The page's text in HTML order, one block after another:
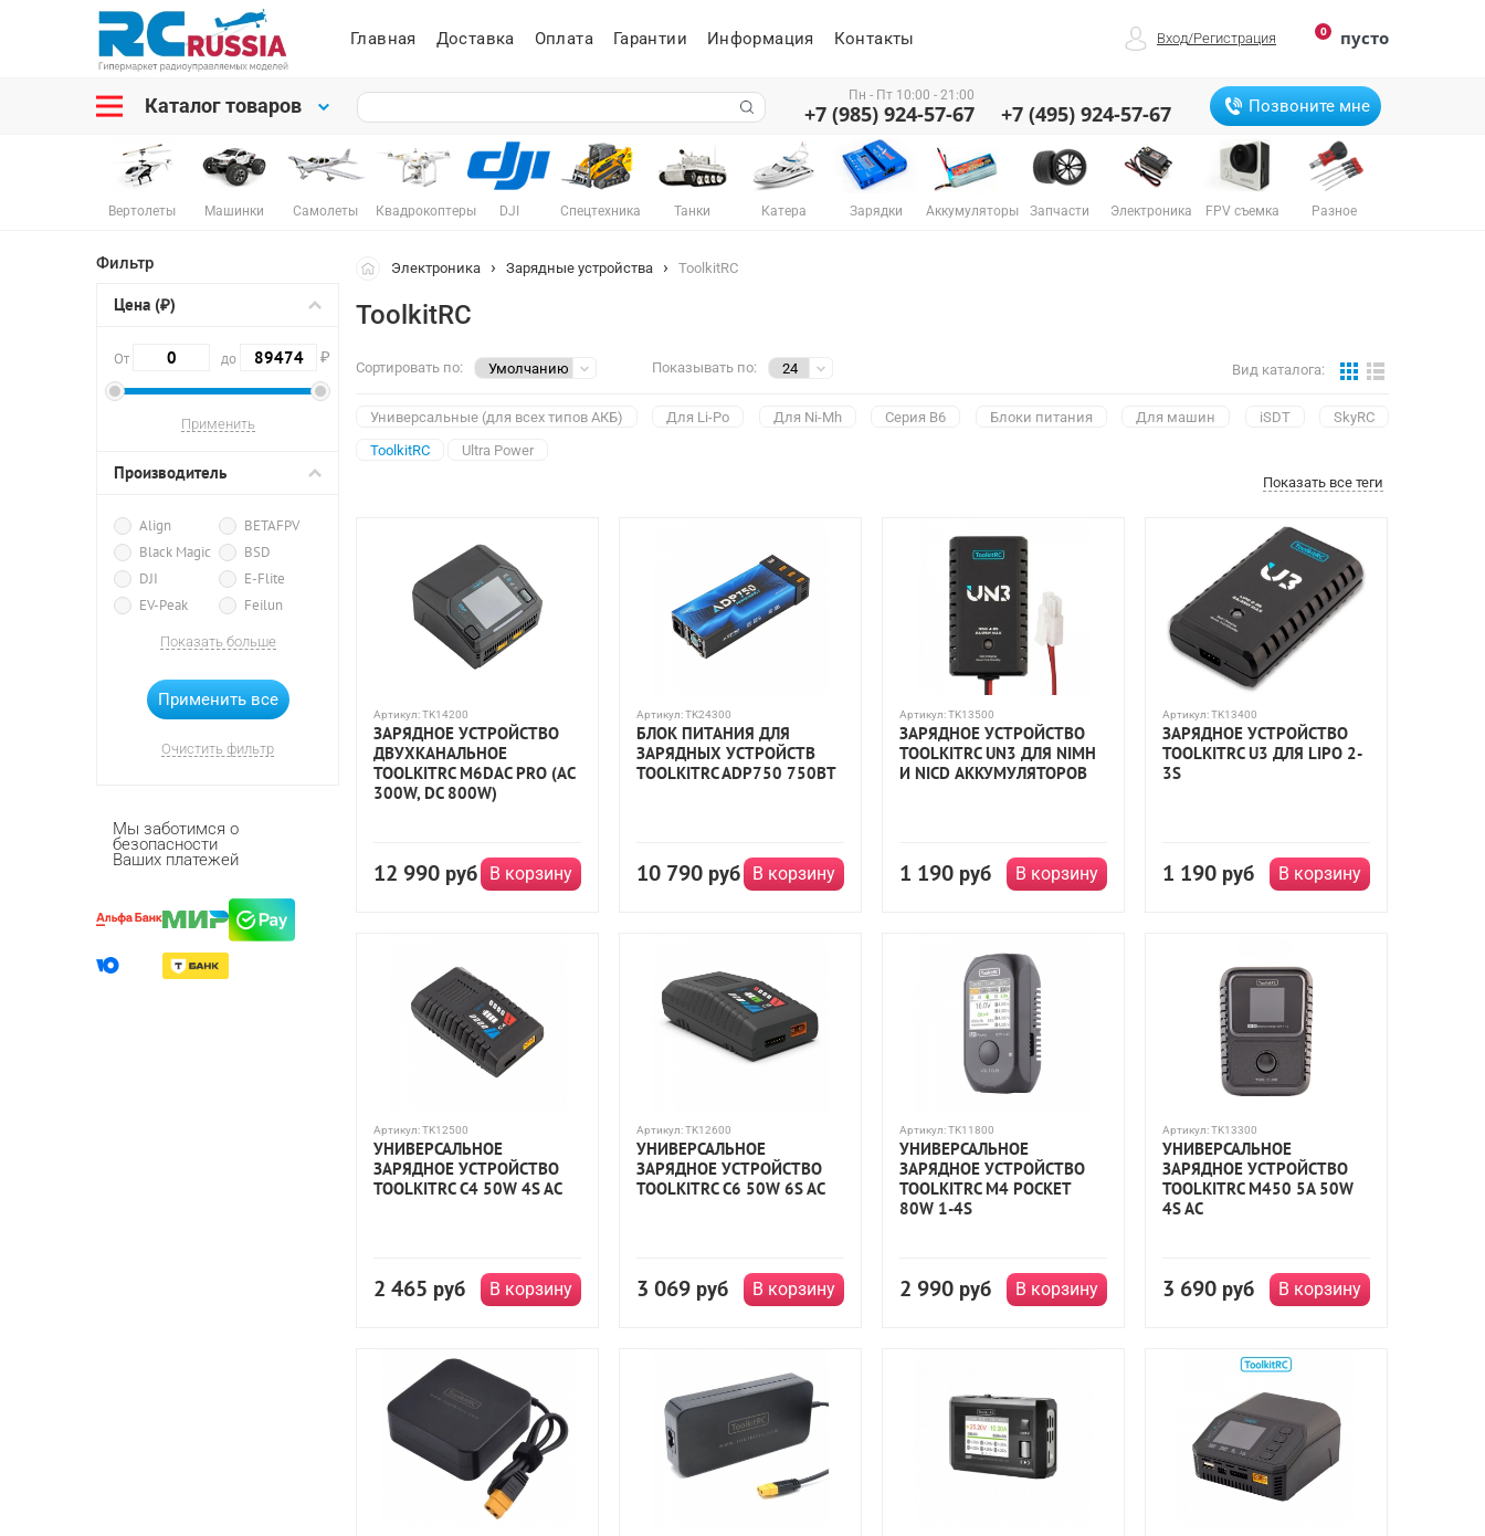
0 пусто
Вход/Регистрация
Главная Доставка Оплата Гарантии Информация Контакты
Каталог товаров Пн - Пт 10:00 - 21:00
+7 (985) 924-57-67 +7 (495) 924-57-67 Позвоните мне
Вертолеты Машинки Самолеты Квадрокоптеры DJI Спецтехника Танки Катера Зарядки Аккумуляторы Запчасти Электроника FPV съемка Разное
Фильтр
Цена (₽)
От до ₽
Производитель
Align
BETAFPV
Black Magic
BSD
DJI
E-Flite
EV-Peak
Feilun
Gens Ace
Giant Power
HC-Toys
Himoto
ImaxRC
Korody
MRM
Nine Eagles
Pulsar
Remo Hobby
SkyRC
Показать больше
Очистить фильтр
Мы заботимся о
безопасности
Ваших платежей
Электроника Зарядные устройства ToolkitRC
ToolkitRC
Вид каталога:
Сортировать по: Показывать по:
Универсальные (для всех типов АКБ) Для Li-Po Для Ni-Mh Серия B6 Блоки питания Для машин iSDT
SkyRC
ToolkitRC
Ultra Power
Показать все теги
Артикул:TK14200
ЗАРЯДНОЕ УСТРОЙСТВО
ДВУХКАНАЛЬНОЕ
TOOLKITRC M6DAC PRO (AC
300W, DC 800W)
12 990 руб В корзину
Артикул:TK24300
БЛОК ПИТАНИЯ ДЛЯ
ЗАРЯДНЫХ УСТРОЙСТВ
TOOLKITRC ADP750 750ВТ
10 790 руб В корзину
Артикул:TK13500
ЗАРЯДНОЕ УСТРОЙСТВО
TOOLKITRC UN3 ДЛЯ NIMH
И NICD АККУМУЛЯТОРОВ
1 190 руб В корзину
Артикул:TK13400
ЗАРЯДНОЕ УСТРОЙСТВО
TOOLKITRC U3 ДЛЯ LIPO 2-
3S
1 190 руб В корзину
Артикул:TK12500
УНИВЕРСАЛЬНОЕ
ЗАРЯДНОЕ УСТРОЙСТВО
TOOLKITRC C4 50W 4S AC
2 465 руб В корзину
Артикул:TK12600
УНИВЕРСАЛЬНОЕ
ЗАРЯДНОЕ УСТРОЙСТВО
TOOLKITRC C6 50W 6S AC
3 069 руб В корзину
Артикул:TK11800
УНИВЕРСАЛЬНОЕ
ЗАРЯДНОЕ УСТРОЙСТВО
TOOLKITRC M4 POCKET
80W 1-4S
2 990 руб В корзину
Артикул:TK13300
УНИВЕРСАЛЬНОЕ
ЗАРЯДНОЕ УСТРОЙСТВО
TOOLKITRC M450 5A 50W
4S AC
3 690 руб В корзину